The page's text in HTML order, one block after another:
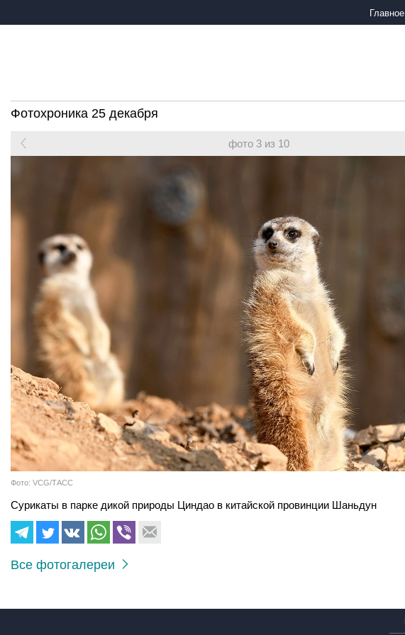
Главное
Фотохроника 25 декабря
фото 3 из 10
Фото: VCG/ТАСС
Сурикаты в парке дикой природы Циндао в китайской провинции Шаньдун
Все фотогалереи